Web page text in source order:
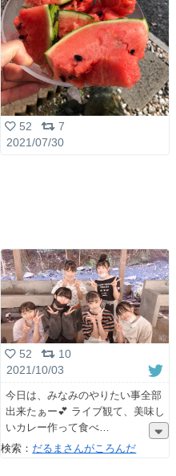
52
7
2021/07/30
52
10
2021/10/03
今日は、みなみのやりたい事全部
出来たぁー💕 ライブ観て、美味し
いカレー作って食べ
検索： だるまさんがころんだ